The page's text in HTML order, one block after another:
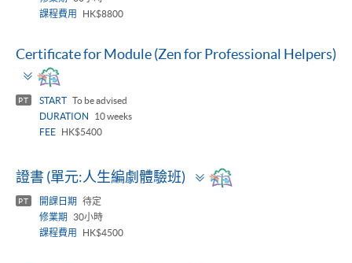
課程費用
HK$8800
Certificate for Module (Zen for Professional Helpers)
Toggle
panel
PT START To be advised
DURATION
10 weeks
FEE
HK$5400
證書 (單元:人生編劇體驗班)
Toggle
panel
PT 開課日期
待定
修業期
30小時
課程費用
HK$4500